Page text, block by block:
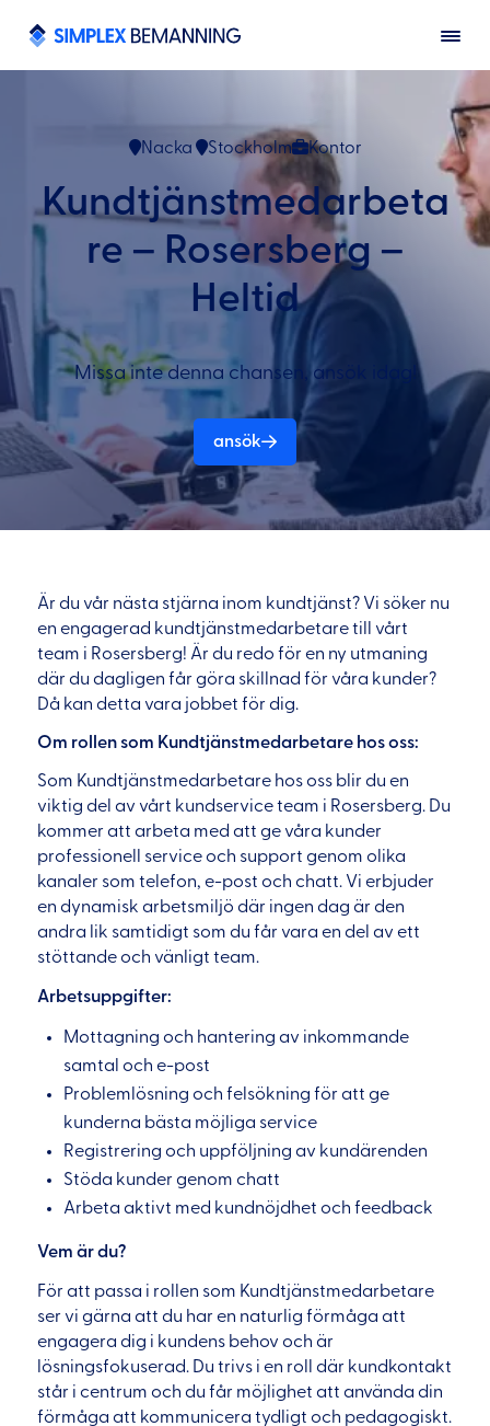
Nacka Stockholm Kontor
Kundtjänstmedarbeta
re – Rosersberg –
Heltid
Missa inte denna chansen, ansök idag!
ansök
Är du vår nästa stjärna inom kundtjänst? Vi söker nu
en engagerad kundtjänstmedarbetare till vårt
team i Rosersberg! Är du redo för en ny utmaning
där du dagligen får göra skillnad för våra kunder?
Då kan detta vara jobbet för dig.
Om rollen som Kundtjänstmedarbetare hos oss:
Som Kundtjänstmedarbetare hos oss blir du en
viktig del av vårt kundservice team i Rosersberg. Du
kommer att arbeta med att ge våra kunder
professionell service och support genom olika
kanaler som telefon, e-post och chatt. Vi erbjuder
en dynamisk arbetsmiljö där ingen dag är den
andra lik samtidigt som du får vara en del av ett
stöttande och vänligt team.
Arbetsuppgifter:
Mottagning och hantering av inkommande
samtal och e-post
Problemlösning och felsökning för att ge
kunderna bästa möjliga service
Registrering och uppföljning av kundärenden
Stöda kunder genom chatt
Arbeta aktivt med kundnöjdhet och feedback
Vem är du?
För att passa i rollen som Kundtjänstmedarbetare
ser vi gärna att du har en naturlig förmåga att
engagera dig i kundens behov och är
lösningsfokuserad. Du trivs i en roll där kundkontakt
står i centrum och du får möjlighet att använda din
förmåga att kommunicera tydligt och pedagogiskt.